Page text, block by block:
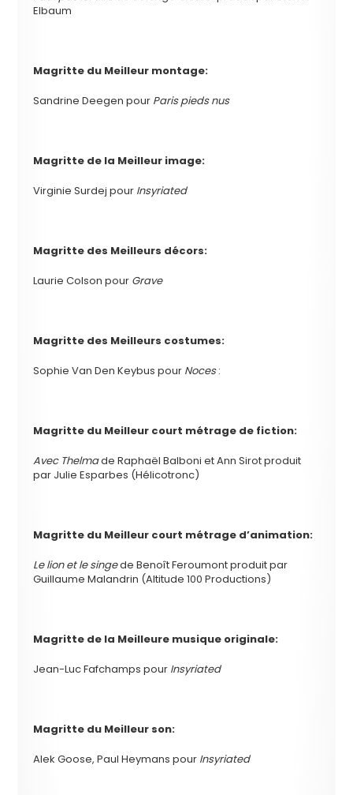
Elbaum
Magritte du Meilleur montage:
Sandrine Deegen pour Paris pieds nus
Magritte de la Meilleur image:
Virginie Surdej pour Insyriated
Magritte des Meilleurs décors:
Laurie Colson pour Grave
Magritte des Meilleurs costumes:
Sophie Van Den Keybus pour Noces:
Magritte du Meilleur court métrage de fiction:
Avec Thelmade Raphaël Balboni et Ann Sirot produit
par Julie Esparbes (Hélicotronc)
Magritte du Meilleur court métrage d’animation:
Le lion et le singede Benoît Feroumont produit par
Guillaume Malandrin (Altitude 100 Productions)
Magritte de la Meilleure musique originale:
Jean-Luc Fafchamps pour Insyriated
Magritte du Meilleur son:
Alek Goose, Paul Heymans pour Insyriated